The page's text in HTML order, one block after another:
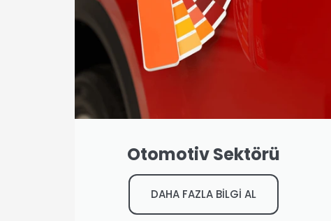
Otomotiv Sektörü
DAHA FAZLA BİLGİ AL